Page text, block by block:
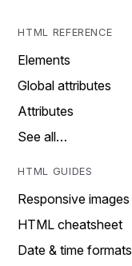
HTML REFERENCE
Elements
Global attributes
Attributes
See all…
HTML GUIDES
Responsive images
HTML cheatsheet
Date & time formats